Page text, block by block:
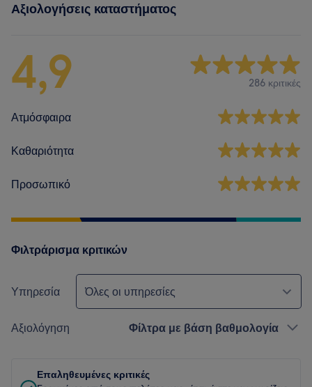
Αξιολογήσεις καταστήματος
4,9 286 κριτικές
Ατμόσφαιρα
Καθαριότητα
Προσωπικό
Φιλτράρισμα κριτικών
Υπηρεσία Όλες οι υπηρεσίες
Αξιολόγηση Φίλτρα με βάση βαθμολογία
Επαληθευμένες κριτικές